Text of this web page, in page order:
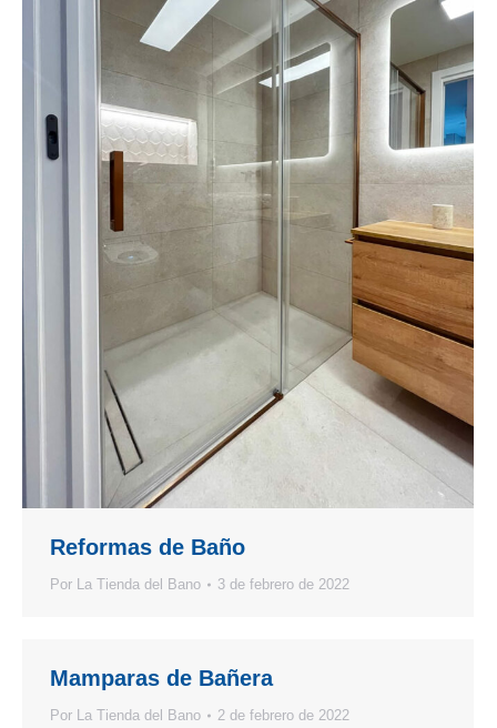
Reformas de Baño
Por La Tienda del Bano 3 de febrero de 2022
Mamparas de Bañera
Por La Tienda del Bano 2 de febrero de 2022